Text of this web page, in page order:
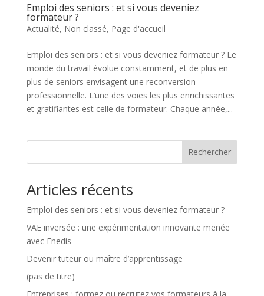
Emploi des seniors : et si vous deveniez
formateur ?
Actualité, Non classé, Page d'accueil
Emploi des seniors : et si vous deveniez formateur ? Le
monde du travail évolue constamment, et de plus en
plus de seniors envisagent une reconversion
professionnelle. L’une des voies les plus enrichissantes
et gratifiantes est celle de formateur. Chaque année,...
Rechercher
Articles récents
Emploi des seniors : et si vous deveniez formateur ?
VAE inversée : une expérimentation innovante menée
avec Enedis
Devenir tuteur ou maître d’apprentissage
(pas de titre)
Entreprises : formez ou recrutez vos formateurs à la